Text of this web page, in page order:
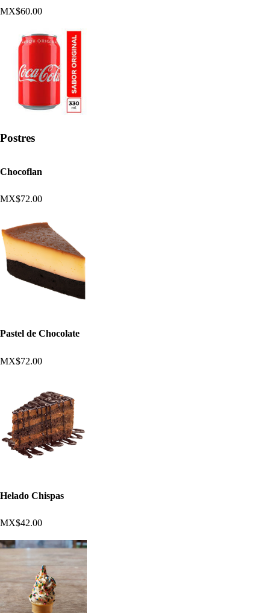
MX$60.00
Postres
Chocoflan
MX$72.00
Pastel de Chocolate
MX$72.00
Helado Chispas
MX$42.00